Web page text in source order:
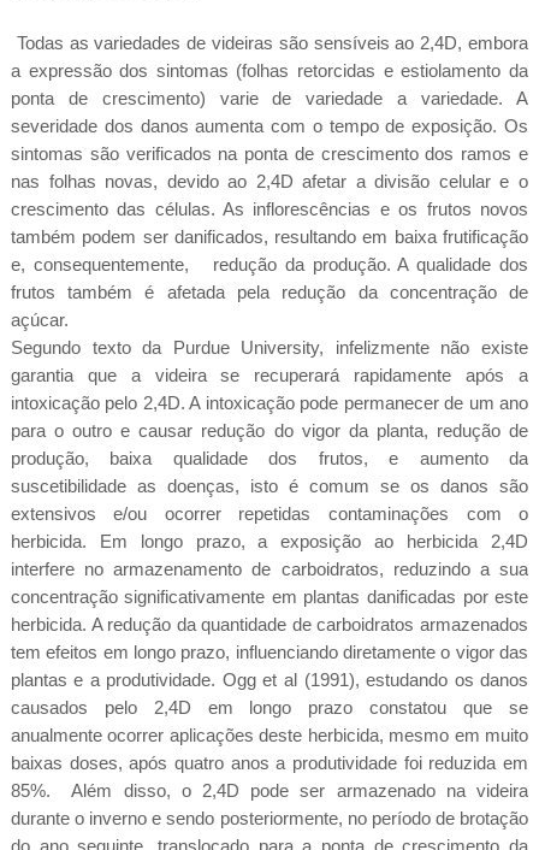
Todas as variedades de videiras são sensíveis ao 2,4D, embora
a expressão dos sintomas (folhas retorcidas e estiolamento da
ponta de crescimento) varie de variedade a variedade. A
severidade dos danos aumenta com o tempo de exposição. Os
sintomas são verificados na ponta de crescimento dos ramos e
nas folhas novas, devido ao 2,4D afetar a divisão celular e o
crescimento das células. As inflorescências e os frutos novos
também podem ser danificados, resultando em baixa frutificação
e, consequentemente, redução da produção. A qualidade dos
frutos também é afetada pela redução da concentração de
açúcar.
Segundo texto da Purdue University, infelizmente não existe
garantia que a videira se recuperará rapidamente após a
intoxicação pelo 2,4D. A intoxicação pode permanecer de um ano
para o outro e causar redução do vigor da planta, redução de
produção, baixa qualidade dos frutos, e aumento da
suscetibilidade as doenças, isto é comum se os danos são
extensivos e/ou ocorrer repetidas contaminações com o
herbicida. Em longo prazo, a exposição ao herbicida 2,4D
interfere no armazenamento de carboidratos, reduzindo a sua
concentração significativamente em plantas danificadas por este
herbicida. A redução da quantidade de carboidratos armazenados
tem efeitos em longo prazo, influenciando diretamente o vigor das
plantas e a produtividade. Ogg et al (1991), estudando os danos
causados pelo 2,4D em longo prazo constatou que se
anualmente ocorrer aplicações deste herbicida, mesmo em muito
baixas doses, após quatro anos a produtividade foi reduzida em
85%. Além disso, o 2,4D pode ser armazenado na videira
durante o inverno e sendo posteriormente, no período de brotação